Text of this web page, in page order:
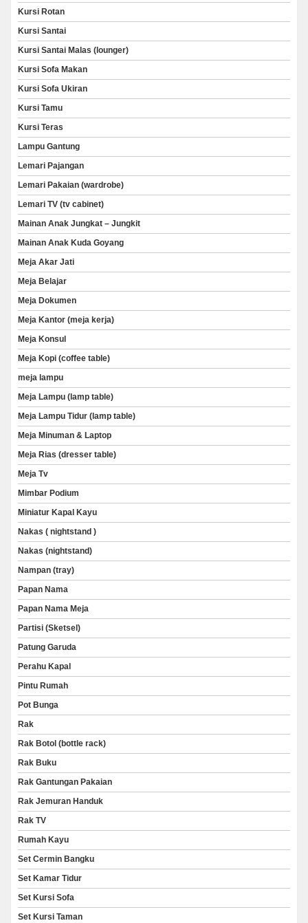
Kursi Rotan
Kursi Santai
Kursi Santai Malas (lounger)
Kursi Sofa Makan
Kursi Sofa Ukiran
Kursi Tamu
Kursi Teras
Lampu Gantung
Lemari Pajangan
Lemari Pakaian (wardrobe)
Lemari TV (tv cabinet)
Mainan Anak Jungkat – Jungkit
Mainan Anak Kuda Goyang
Meja Akar Jati
Meja Belajar
Meja Dokumen
Meja Kantor (meja kerja)
Meja Konsul
Meja Kopi (coffee table)
meja lampu
Meja Lampu (lamp table)
Meja Lampu Tidur (lamp table)
Meja Minuman & Laptop
Meja Rias (dresser table)
Meja Tv
Mimbar Podium
Miniatur Kapal Kayu
Nakas ( nightstand )
Nakas (nightstand)
Nampan (tray)
Papan Nama
Papan Nama Meja
Partisi (Sketsel)
Patung Garuda
Perahu Kapal
Pintu Rumah
Pot Bunga
Rak
Rak Botol (bottle rack)
Rak Buku
Rak Gantungan Pakaian
Rak Jemuran Handuk
Rak TV
Rumah Kayu
Set Cermin Bangku
Set Kamar Tidur
Set Kursi Sofa
Set Kursi Taman